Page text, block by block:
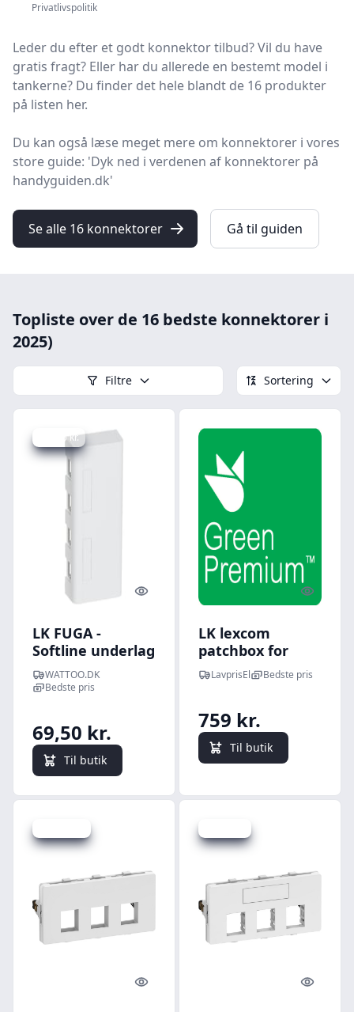
produkter lige nu, så du er sikret et godt køb!
Leder du efter et godt konnektor tilbud? Vil du have
gratis fragt? Eller har du allerede en bestemt model i
tankerne? Du finder det hele blandt de 16 produkter
på listen her.
Du kan også læse meget mere om konnektorer i vores
store guide: 'Dyk ned i verdenen af konnektorer på
handyguiden.dk'
Se alle 16 konnektorer Gå til guiden
Topliste over de 16 bedste konnektorer i
2025)
Filtre Sortering
Spar 6 kr.
Quick look
LK FUGA -
Softline underlag
med indbygget
dataudtag til 1-4
modul, hvid
WATTOO.DK
Bedste pris
69,50 kr.
Til butik
Quick
LK lexcom
patchbox for
16xRJ45 i hvid
LavprisEl Bedste pris
759 kr.
Til butik
Quick look Quick
Privatlivspolitik